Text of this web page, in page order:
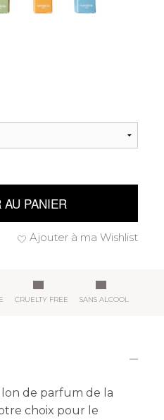
PANIER
Ajouter à ma Wishlist
CRUELTY FREE SANS ALCOOL
de parfum de la
choix pour le